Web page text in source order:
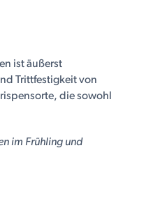
ist äußerst
Trittfestigkeit von
die sowohl
im Frühling und